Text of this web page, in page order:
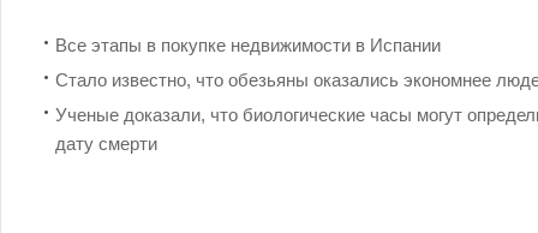
Все этапы в покупке недвижимости в Испании
Стало известно, что обезьяны оказались экономнее
Ученые доказали, что биологические часы могут
дату смерти